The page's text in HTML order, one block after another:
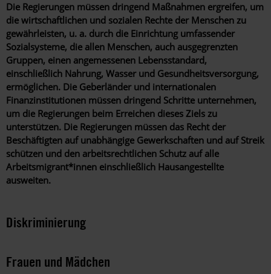
Die Regierungen müssen dringend Maßnahmen ergreifen, um
die wirtschaftlichen und sozialen Rechte der Menschen zu
gewährleisten, u. a. durch die Einrichtung umfassender
Sozialsysteme, die allen Menschen, auch ausgegrenzten
Gruppen, einen angemessenen Lebensstandard,
einschließlich Nahrung, Wasser und Gesundheitsversorgung,
ermöglichen. Die Geberländer und internationalen
Finanzinstitutionen müssen dringend Schritte unternehmen,
um die Regierungen beim Erreichen dieses Ziels zu
unterstützen. Die Regierungen müssen das Recht der
Beschäftigten auf unabhängige Gewerkschaften und auf Streik
schützen und den arbeitsrechtlichen Schutz auf alle
Arbeitsmigrant*innen einschließlich Hausangestellte
ausweiten.
Diskriminierung
Frauen und Mädchen